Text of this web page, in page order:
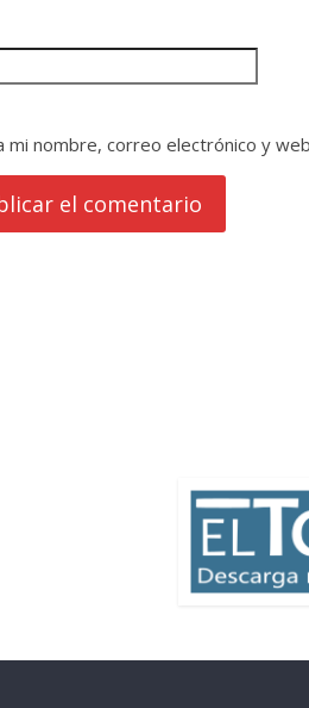
mi nombre, correo electrónico y